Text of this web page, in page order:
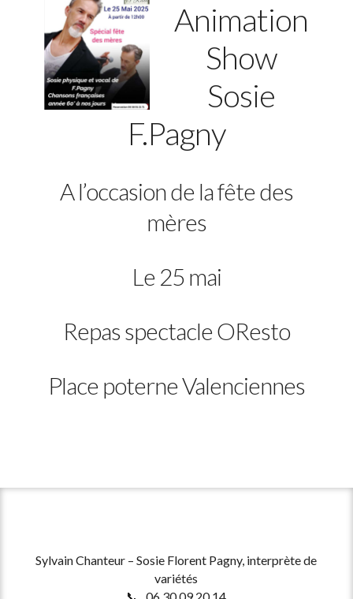
Animation
Show
Sosie
F.Pagny
A l’occasion de la fête des
mères
Le 25 mai
Repas spectacle OResto
Place poterne Valenciennes
Sylvain Chanteur – Sosie Florent Pagny, interprète de
variétés